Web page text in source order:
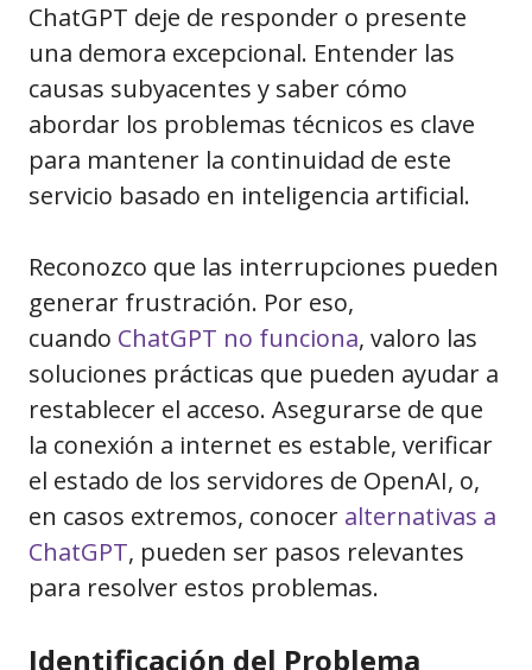
ChatGPT deje de responder o presente
una demora excepcional. Entender las
causas subyacentes y saber cómo
abordar los problemas técnicos es clave
para mantener la continuidad de este
servicio basado en inteligencia artificial.
Reconozco que las interrupciones pueden
generar frustración. Por eso,
cuando ChatGPT no funciona, valoro las
soluciones prácticas que pueden ayudar a
restablecer el acceso. Asegurarse de que
la conexión a internet es estable, verificar
el estado de los servidores de OpenAI, o,
en casos extremos, conocer alternativas a
ChatGPT, pueden ser pasos relevantes
para resolver estos problemas.
Identificación del Problema